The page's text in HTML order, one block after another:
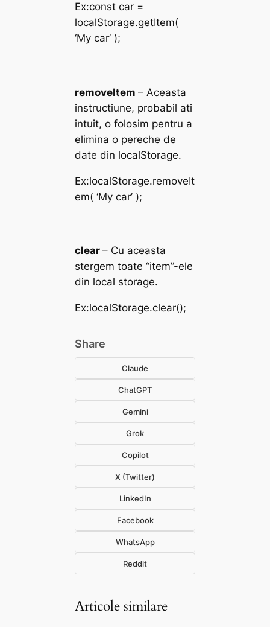
Ex:const car =
localStorage.getItem(
‘My car’ );
removeItem– Aceasta
instructiune, probabil ati
intuit, o folosim pentru a
elimina o pereche de
date din localStorage.
Ex:localStorage.removeIt
em( ‘My car’ );
clear– Cu aceasta
stergem toate “item”-ele
din local storage.
Ex:localStorage.clear();
Share
Claude
ChatGPT
Gemini
Grok
Copilot
X (Twitter)
LinkedIn
Facebook
WhatsApp
Reddit
Articole similare